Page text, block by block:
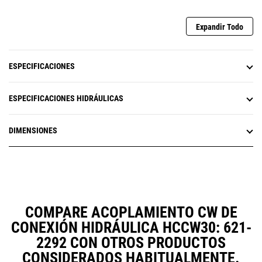
Expandir Todo
ESPECIFICACIONES
ESPECIFICACIONES HIDRÁULICAS
DIMENSIONES
COMPARE ACOPLAMIENTO CW DE
CONEXIÓN HIDRÁULICA HCCW30: 621-
2292 CON OTROS PRODUCTOS
CONSIDERADOS HABITUALMENTE.